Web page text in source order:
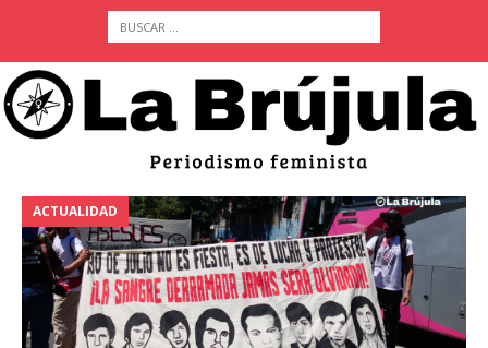
ACTUALIDAD